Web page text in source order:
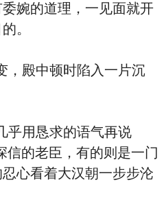
婉的道理，一见面就开
。
殿中顿时陷入一片沉
用恳求的语气再说
信的老臣，有的则是一门
心看着大汉朝一步步沦